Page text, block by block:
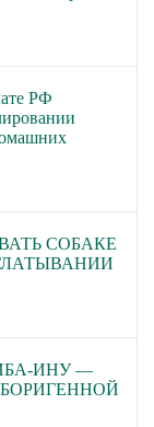
РФ
СОБАКЕ
ИНУ —